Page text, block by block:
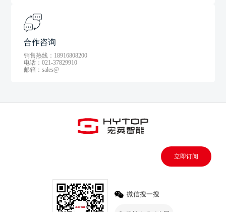
合作咨询
销售热线：18916808200
电话：021-37829910
邮箱：sales@
立即订阅
微信搜一搜